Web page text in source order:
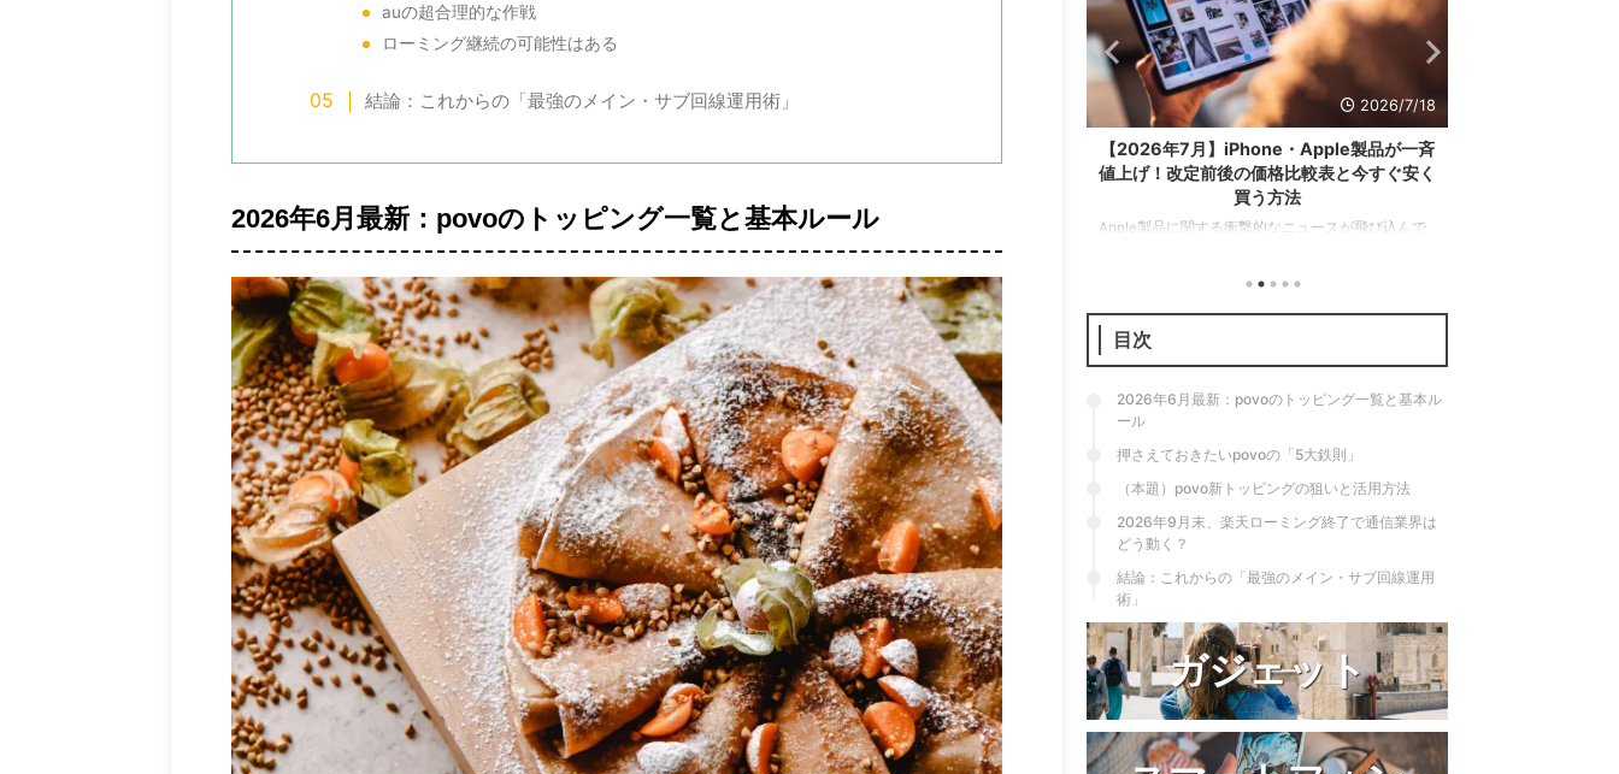
auの超合理的な作戦
ローミング継続の可能性はある
結論：これからの「最強のメイン・サブ回線運用術」
2026年6月最新：povoのトッピング一覧と基本ルール
2026/7/11
終わりかけの2026年アマゾンプライムでー対
品で俺が欲しいものを紹介する。なぜそれが欲
のかと思ったのかをこの記事で書き記すこと
実際に買ったあとのレビューの肥やしにするの
。つまり一度で二度おいしい。 こっちもおす
SwitchBot 防犯カメラ 300万画素（ナイトビジ
スイッチボットの見守りカメラ。犯罪者は監
メラと呼ぶ。第１子が産まれたので、赤ちゃん
見守りカメラとしてほしい。故にナイトビジョ
必須。300万画素と500万画素の商品があるん
2026/8/1
現代人の必需品、スマートフォン。そしてスマホを
使うには通信回線の契約が必須だ。この記事では各
通信キャリアの最新お得なキャンペーン情報とスマ
ートフォンを安く手に入れる方法についてまとめて
解説をする。 今月のおすすめキャンペーン
iPhone17⇒楽天モバイル（本体一括110,800円）
iPhone17e（２年レンタル）⇒楽天モバイル（月額
１円） Google Pixel 10a⇒ahamo（本体一括51,513
円） 各キャリアが値上げに踏み切る中、楽天モバイ
ルが奮闘。 iPhone17の一括価格が安く、i ...
Apple製品に関する衝撃的なニュースが飛び込んで
きた。先行して発表されていたiPadやMacの値上げ
に続き、ついにiPhoneやApple Watch、AirPods、
さらには「Apple認定整備済製品」までもが一斉値
上げされることが発表された。しかも7月18日付で
値上げ実施済み。 俺のメイン機であるiPhone17も
残念ながら値上げ対象。 この記事では値上げ前と値
上げ後の価格比較表や、今後の次期モデル（iPhone
18など）の予想・安く買うための方法を解説する。
1. 【現行モデル】iPhoneシリ ...
2026/7/15
【iPhone17レビュー】無印版の完成形。
iPhone15から乗り換えて感じた「進化点」
と「気になる点」
今回は2025年9月19日に発売されたiPhone17の長期
なのかを解説していこう。 こっちもおすすめ 結論
（買うべき人・そうでない人） 最初にこの記事の結
論。iPhone17は従来のモデルから順当に性能が底上
げされつつ「使いやすさ」が格段に向上した一台だ
と言える。iPhone8⇒SE⇒SE2⇒13 ...
目次
2026年6月最新：povoのトッピング一覧と基本ル
ール
押さえておきたいpovoの「5大鉄則」
（本題）povo新トッピングの狙いと活用方法
2026年9月末、楽天ローミング終了で通信業界は
どう動く？
結論：これからの「最強のメイン・サブ回線運用
術」
ガジェット